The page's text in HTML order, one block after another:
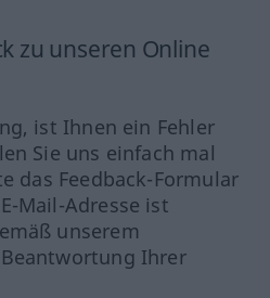
zu unseren Online
ist Ihnen ein Fehler
Sie uns einfach mal
das Feedback-Formular
Mail-Adresse ist
unserem
Ihrer